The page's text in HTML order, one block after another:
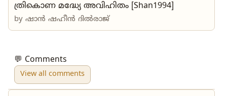
ത്രികൊണ മദ്ധ്യേ അവിഹിതം [Shan1994]
by ഷാൻ ഷഹീൻ ദിൽരാജ്
💬 Comments
View all comments